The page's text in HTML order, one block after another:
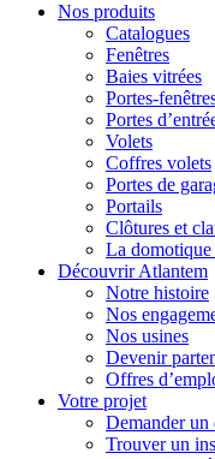
Nos produits
Catalogues
Fenêtres
Baies vitrées
Portes-
Portes
Volets
Coffres volets
Portes de
Portails
Clôtures et
La
Découvrir Atlantem
Notre histoire
Nos
Nos usines
Devenir
Offres
Votre projet
Demander un
Trouver un